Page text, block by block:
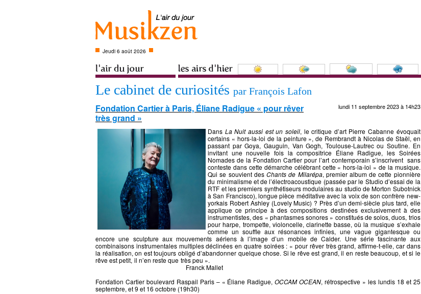
Jeudi 6 août 2026
Le cabinet de curiosités par François Lafon
Fondation Cartier à Paris, Éliane Radigue « pour rêver
très grand »
lundi 11 septembre 2023 à 14h23
Dans La Nuit aussi est un soleil, le critique d’art Pierre Cabanne évoquait
certains « hors-la-loi de la peinture », de Rembrandt à Nicolas de Staël, en
passant par Goya, Gauguin, Van Gogh, Toulouse-Lautrec ou Soutine. En
invitant une nouvelle fois la compositrice Éliane Radigue, les Soirées
Nomades de la Fondation Cartier pour l’art contemporain s’inscrivent sans
conteste dans cette démarche célébrant cette « hors-la-loi » de la musique.
Qui se souvient desChants de Milarépa, premier album de cette pionnière
du minimalisme et de l’électroacoustique (passée par le Studio d’essai de la
RTF et les premiers synthétiseurs modulaires au studio de Morton Subotnick
à San Francisco), longue pièce méditative avec la voix de son confrère new-
yorkais Robert Ashley (Lovely Music) ? Près d’un demi-siècle plus tard, elle
applique ce principe à des compositions destinées exclusivement à des
instrumentistes, des « phantasmes sonores » constitués de solos, duos, trios
pour harpe, trompette, violoncelle, clarinette basse, où la musique s’exhale
comme un souffle aux résonances infinies, une vague gigantesque ou
encore une sculpture aux mouvements aériens à l’image d’un mobile de Calder. Une série fascinante aux
combinaisons instrumentales multiples déclinées en quatre soirées : « pour rêver très grand, affirme-t-elle, car dans
la réalisation, on est toujours obligé d’abandonner quelque chose. Si le rêve est grand, il en reste beaucoup, et si le
rêve est petit, il n’en reste que très peu ».
Franck Mallet
Fondation Cartier boulevard Raspail Paris – « Éliane Radigue,OCCAM OCEAN, rétrospective » les lundis 18 et 25
septembre, et 9 et 16 octobre (19h30)